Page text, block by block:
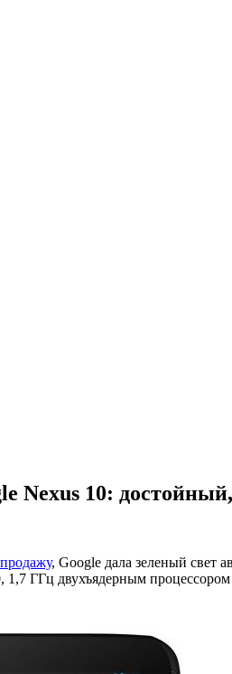
Nexus 10:
, Google дала зеленый свет
ГГц двухъядерным